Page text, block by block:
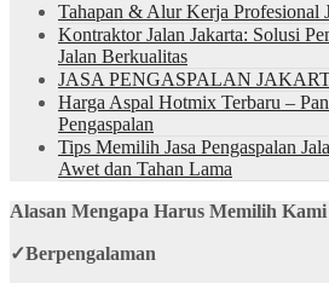
Tahapan & Alur Kerja Profesional
Kontraktor Jalan Jakarta: Solusi
Jalan Berkualitas
JASA PENGASPALAN
Harga Aspal Hotmix Terbaru –
Pengaspalan
Tips Memilih Jasa Pengaspalan
Awet dan Tahan Lama
Alasan Mengapa Harus Memilih Kami
✓Berpengalaman